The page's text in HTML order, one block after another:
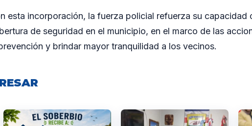
esta incorporación, la fuerza policial refuerza su capacidad
de seguridad en el municipio, en el marco de las
y brindar mayor tranquilidad a los vecinos.